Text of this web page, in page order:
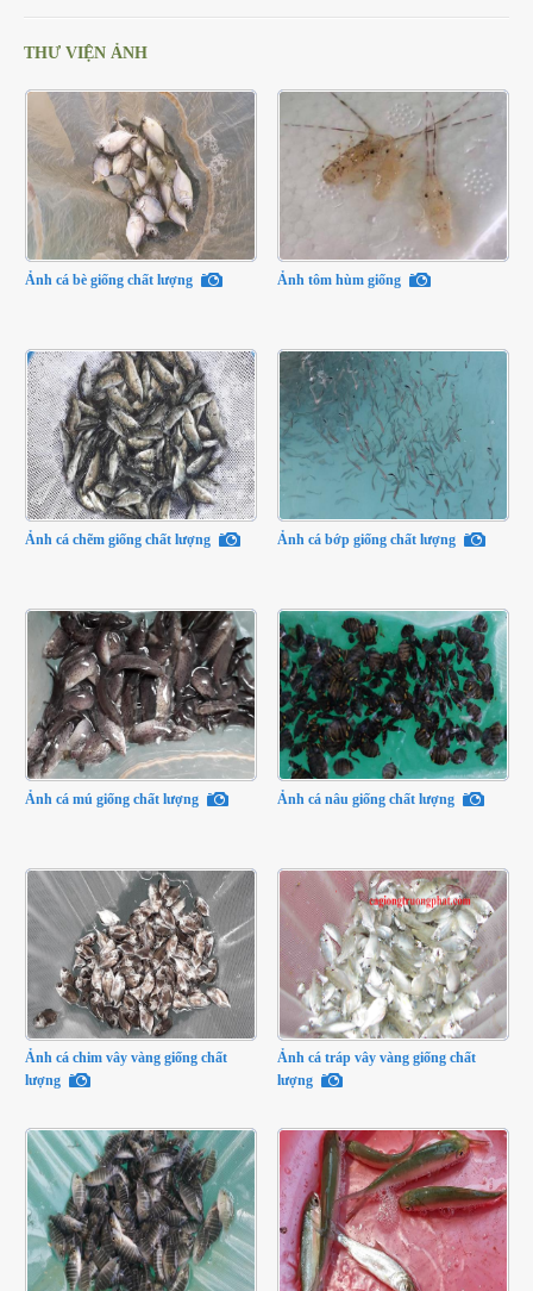
THƯ VIỆN ẢNH
Ảnh cá bè giống chất lượng Ảnh tôm hùm giống
Ảnh cá chẽm giống chất lượng Ảnh cá bớp giống chất lượng
Ảnh cá mú giống chất lượng Ảnh cá nâu giống chất lượng
Ảnh cá chim vây vàng giống chất
lượng
Ảnh cá tráp vây vàng giống chất
lượng